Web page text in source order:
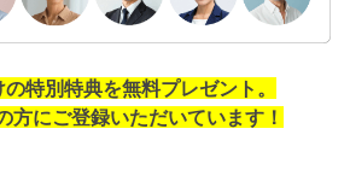
特別特典を無料プレゼント。
方にご登録いただいています！